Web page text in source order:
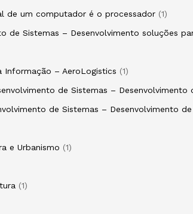
de um computador é o processador
1
de Sistemas – Desenvolvimento soluções
Informação – AeroLogistics
1
de Sistemas –
de Sistemas – Desenvolvimento
e Urbanismo
1
1